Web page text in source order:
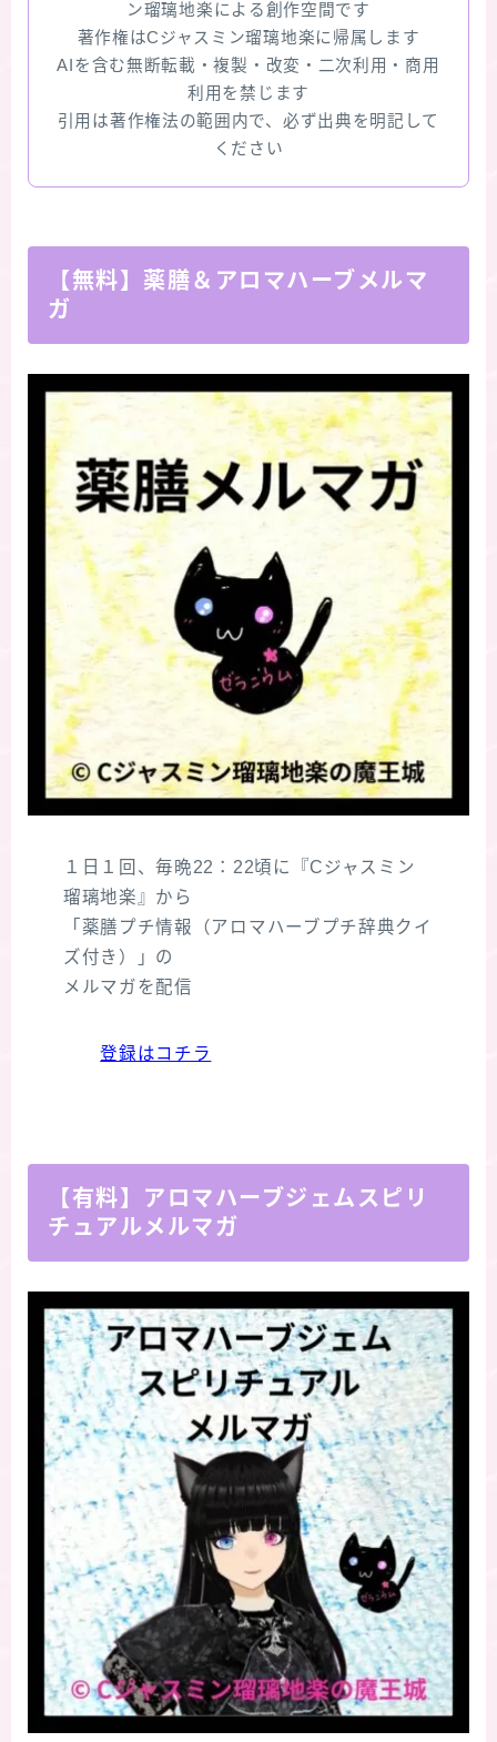
ン瑠璃地楽による創作空間です
著作権はCジャスミン瑠璃地楽に帰属します
AIを含む無断転載・複製・改変・二次利用・商用
利用を禁じます
引用は著作権法の範囲内で、必ず出典を明記して
ください
【無料】薬膳＆アロマハーブメルマ
ガ
１日１回、毎晩22：22頃に『Cジャスミン
瑠璃地楽』から
「薬膳プチ情報（アロマハーブプチ辞典クイ
ズ付き）」の
メルマガを配信
登録はコチラ
【有料】アロマハーブジェムスピリ
チュアルメルマガ